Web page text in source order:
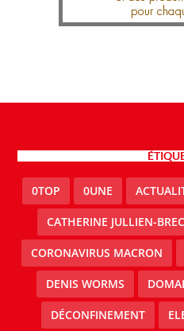
0TOP 0UNE
CATHERINE JULLIEN-
CORONAVIRUS MACRON
DENIS WORMS
DÉCONFINEMENT